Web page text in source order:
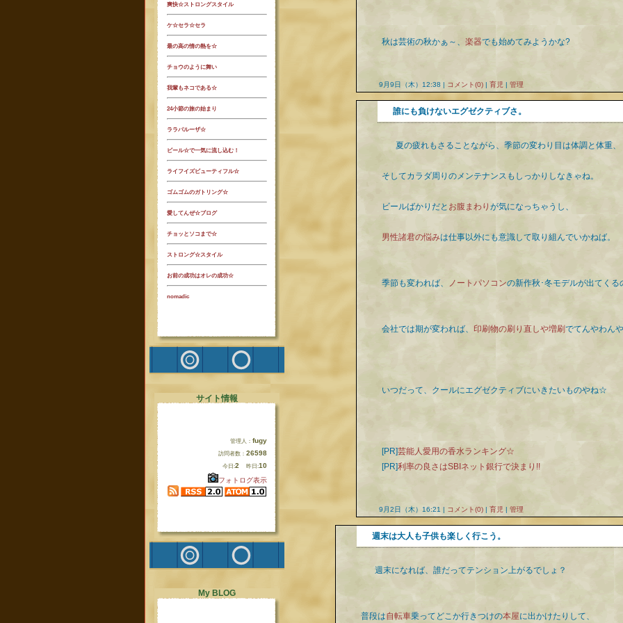
爽快☆ストロングスタイル
ケ☆セラ☆セラ
最の高の情の熱を☆
チョウのように舞い
我輩もネコである☆
24小節の旅の始まり
ララパルーザ☆
ビール☆で一気に流し込む！
ライフイズビューティフル☆
ゴムゴムのガトリング☆
愛してんぜ☆ブログ
チョッとソコまで☆
ストロング☆スタイル
お前の成功はオレの成功☆
nomadic
サイト情報
管理人： fugy
訪問者数： 26598
今日:2 昨日:10
フォトログ表示
My BLOG
秋は芸術の秋かぁ～、 楽器でも始めてみようかな?
9月9日（木）12:38 | コメント(0) | 育児 | 管理
誰にも負けないエグゼクティブさ。
夏の疲れもさることながら、季節の変わり目は体調と体重、
そしてカラダ周りのメンテナンスもしっかりしなきゃね。
ビールばかりだと お腹まわり が気になっちゃうし、
男性諸君の悩みは仕事以外にも意識して取り組んでいかねば。
季節も変われば、 ノートパソコンの新作秋･冬モデルが出てくる
会社では期が変われば、 印刷物の刷り直しや増刷でてんやわん
いつだって、クールにエグゼクティブにいきたいものやね☆
[PR]芸能人愛用の香水ランキング☆
[PR]利率の良さはSBIネット銀行で決まり!!
9月2日（木）16:21 | コメント(0) | 育児 | 管理
週末は大人も子供も楽しく行こう。
週末になれば、誰だってテンション上がるでしょ？
普段は自転車乗ってどこか行きつけの本屋に出かけたりして、